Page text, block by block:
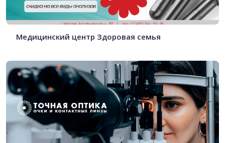
Медицинский центр Здоровая семья